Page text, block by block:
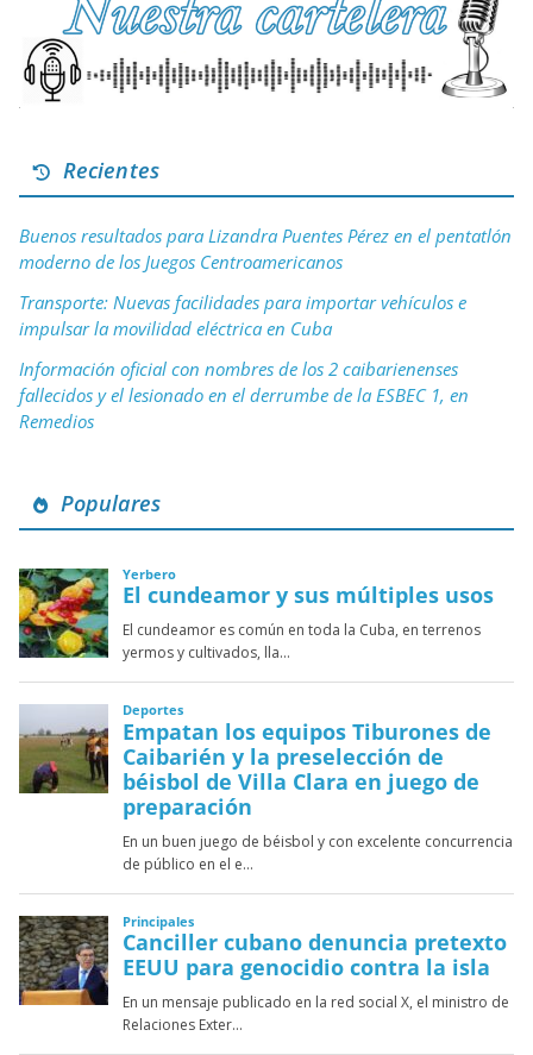
Recientes
Buenos resultados para Lizandra Puentes Pérez en el pentatlón
moderno de los Juegos Centroamericanos
Transporte: Nuevas facilidades para importar vehículos e
impulsar la movilidad eléctrica en Cuba
Información oficial con nombres de los 2 caibarienenses
fallecidos y el lesionado en el derrumbe de la ESBEC 1, en
Remedios
Populares